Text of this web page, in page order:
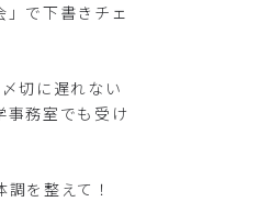
で下書きチェ
切に遅れない
務室でも受け
を整えて！